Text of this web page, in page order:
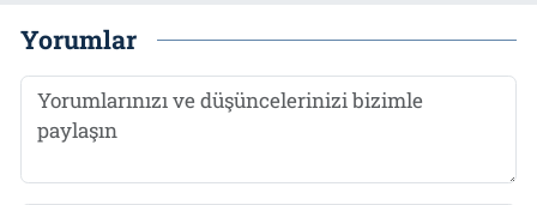
Yorumlar